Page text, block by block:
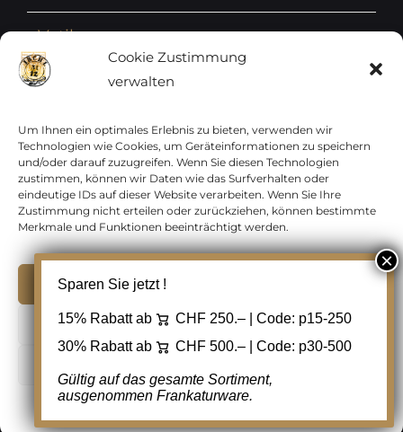
Cookie Zustimmung
verwalten
Um Ihnen ein optimales Erlebnis zu bieten, verwenden wir
Technologien wie Cookies, um Geräteinformationen zu speichern
und/oder darauf zuzugreifen. Wenn Sie diesen Technologien
zustimmen, können wir Daten wie das Surfverhalten oder
eindeutige IDs auf dieser Website verarbeiten. Wenn Sie Ihre
Zustimmung nicht erteilen oder zurückziehen, können bestimmte
Merkmale und Funktionen beeinträchtigt werden.
Ablehnen
Vatikan
Vereinte Nationen
Vorphilatelie
Zensurbelege Österreich
Zensurbelege Schweiz
Copyright 2012 - 2024 URAY GmbH | All Rights
Reserved |
PCI Data Security Standards |
Facebook
Sparen Sie jetzt !
15% Rabatt ab CHF 250.– | Code: p15-250
30% Rabatt ab
CHF 500.– | Code: p30-500
Gültig auf das gesamte Sortiment,
ausgenommen Frankaturware.